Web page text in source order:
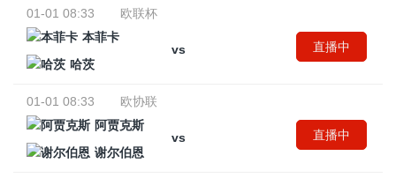
01-01 08:33
欧联杯
本菲卡
vs
哈茨
直播中
01-01 08:33
欧协联
阿贾克斯
vs
谢尔伯恩
直播中